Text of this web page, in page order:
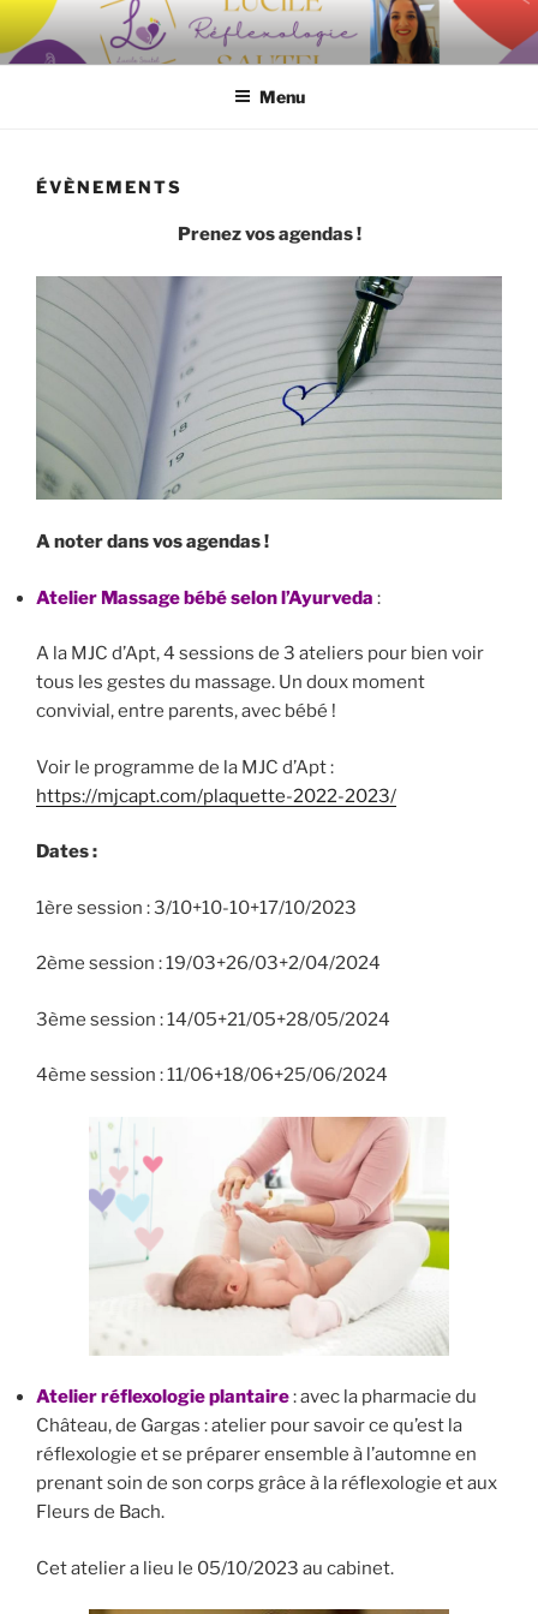
au
contenu
Menu
ÉVÈNEMENTS
Prenez vos agendas !
A noter dans vos agendas !
Atelier Massage bébé selon l’Ayurveda :
A la MJC d’Apt, 4 sessions de 3 ateliers pour bien voir
tous les gestes du massage. Un doux moment
convivial, entre parents, avec bébé !
Voir le programme de la MJC d’Apt :
https://mjcapt.com/plaquette-2022-2023/
Dates :
1ère session : 3/10+10-10+17/10/2023
2ème session : 19/03+26/03+2/04/2024
3ème session : 14/05+21/05+28/05/2024
4ème session : 11/06+18/06+25/06/2024
Atelier réflexologie plantaire: avec la pharmacie du
Château, de Gargas : atelier pour savoir ce qu’est la
réflexologie et se préparer ensemble à l’automne en
prenant soin de son corps grâce à la réflexologie et aux
Fleurs de Bach.
Cet atelier a lieu le 05/10/2023 au cabinet.